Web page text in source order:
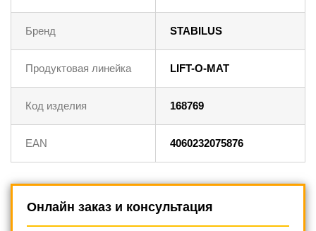
Бренд STABILUS
Продуктовая линейка LIFT-O-MAT
Код изделия 168769
EAN 4060232075876
Онлайн заказ и консультация